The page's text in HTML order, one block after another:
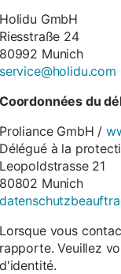
Holidu GmbH
Riesstraße 24
80992 Munich
service@holidu.com
Coordonnées du
Proliance GmbH /
Délégué à la
Leopoldstrasse 21
80802 Munich
Lorsque vous
rapporte. Veuillez
d'identité.